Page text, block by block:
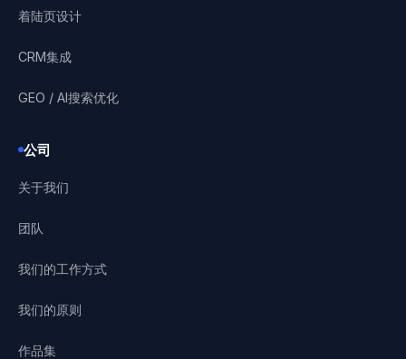
着陆页设计
CRM集成
GEO / AI搜索优化
公司
关于我们
团队
我们的工作方式
我们的原则
作品集